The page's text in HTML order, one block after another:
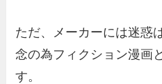
ただ、メーカーには迷惑
念の為フィクション漫画
す。